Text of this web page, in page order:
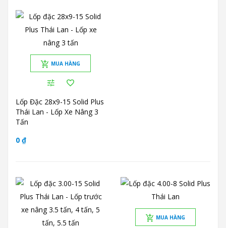
MUA HÀNG
Lốp Đặc 28x9-15 Solid Plus
Thái Lan - Lốp Xe Nâng 3
Tấn
0 ₫
MUA HÀNG